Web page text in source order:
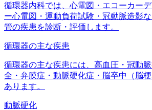
循環器内科では、心電図・エコーカー
ー心電図・運動負荷試験・冠動脈造影
管の疾患を診断・評価します。
循環器の主な疾患
循環器の主な疾患には、高血圧・冠動
全・弁膜症・動脈硬化症・脳卒中（脳
あります。
動脈硬化